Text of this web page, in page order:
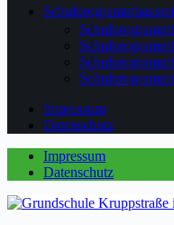
Impressum
Datenschutz
Impressum
Datenschutz